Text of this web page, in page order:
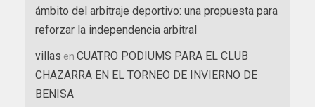
ámbito del arbitraje deportivo: una propuesta para
reforzar la independencia arbitral
villas en CUATRO PODIUMS PARA EL CLUB
CHAZARRA EN EL TORNEO DE INVIERNO DE
BENISA